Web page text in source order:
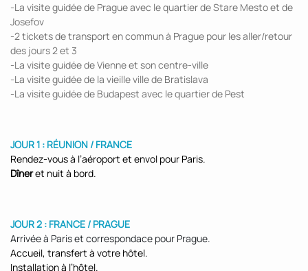
-La visite guidée de Prague avec le quartier de Stare Mesto et de
Josefov
-2 tickets de transport en commun à Prague pour les aller/retour
des jours 2 et 3
-La visite guidée de Vienne et son centre-ville
-La visite guidée de la vieille ville de Bratislava
-La visite guidée de Budapest avec le quartier de Pest
JOUR 1 : RÉUNION / FRANCE
Rendez-vous à l’aéroport et envol pour Paris.
Dîneret nuit à bord.
JOUR 2 : FRANCE / PRAGUE
Arrivée à Paris et correspondace pour Prague.
Accueil, transfert à votre hôtel.
Installation à l’hôtel.